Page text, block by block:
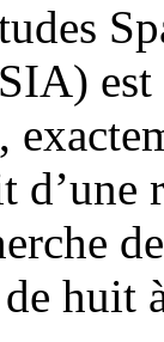
d’une
huit